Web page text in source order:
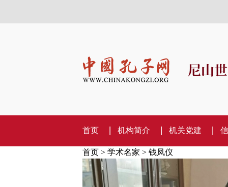
尼山
首页 机构简介 机关党建
首页> 学术名家 > 钱凤仪